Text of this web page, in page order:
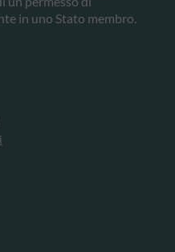
in uno Stato membro.